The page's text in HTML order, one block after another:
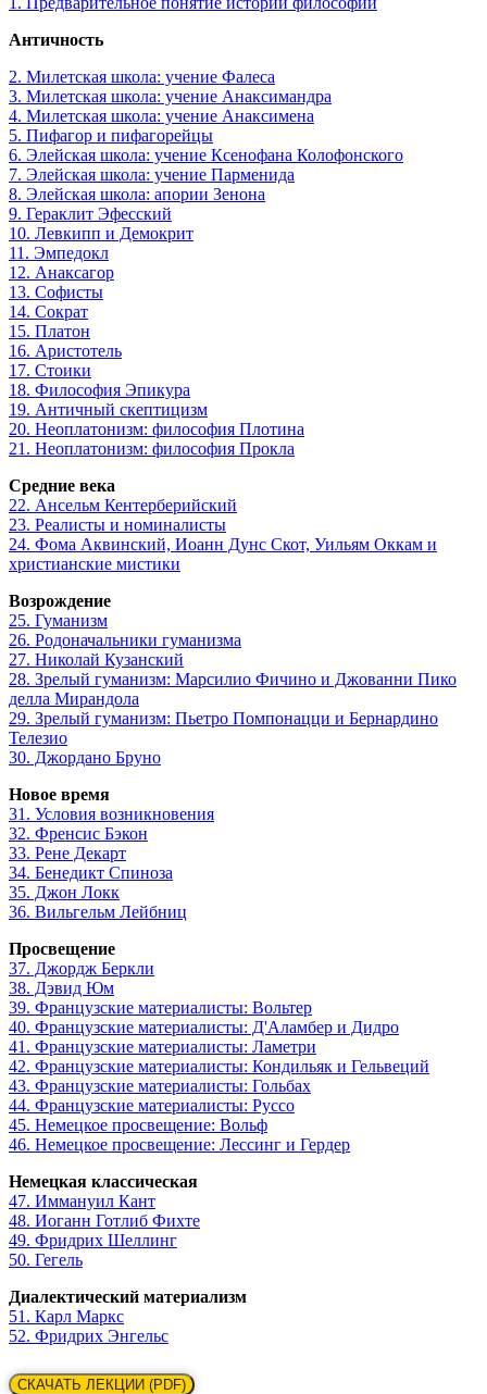
Античность
2. Милетская школа: учение Фалеса
3. Милетская школа: учение Анаксимандра
4. Милетская школа: учение Анаксимена
5. Пифагор и пифагорейцы
6. Элейская школа: учение Ксенофана Колофонского
7. Элейская школа: учение Парменида
8. Элейская школа: апории Зенона
9. Гераклит Эфесский
10. Левкипп и Демокрит
11. Эмпедокл
12. Анаксагор
13. Софисты
14. Сократ
15. Платон
16. Аристотель
17. Стоики
18. Философия Эпикура
19. Античный скептицизм
20. Неоплатонизм: философия Плотина
21. Неоплатонизм: философия Прокла
Средние века
22. Ансельм Кентерберийский
23. Реалисты и номиналисты
24. Фома Аквинский, Иоанн Дунс Скот, Уильям Оккам и
христианские мистики
Возрождение
25. Гуманизм
26. Родоначальники гуманизма
27. Николай Кузанский
28. Зрелый гуманизм: Марсилио Фичино и Джованни Пико
делла Мирандола
29. Зрелый гуманизм: Пьетро Помпонацци и Бернардино
Телезио
30. Джордано Бруно
Новое время
31. Условия возникновения
32. Френсис Бэкон
33. Рене Декарт
34. Бенедикт Спиноза
35. Джон Локк
36. Вильгельм Лейбниц
Просвещение
37. Джордж Беркли
38. Дэвид Юм
39. Французские материалисты: Вольтер
40. Французские материалисты: Д'Аламбер и Дидро
41. Французские материалисты: Ламетри
42. Французские материалисты: Кондильяк и Гельвеций
43. Французские материалисты: Гольбах
44. Французские материалисты: Руссо
45. Немецкое просвещение: Вольф
46. Немецкое просвещение: Лессинг и Гердер
Немецкая классическая
47. Иммануил Кант
48. Иоганн Готлиб Фихте
49. Фридрих Шеллинг
50. Гегель
Диалектический материализм
51. Карл Маркс
52. Фридрих Энгельс
СКАЧАТЬ ЛЕКЦИИ (PDF)